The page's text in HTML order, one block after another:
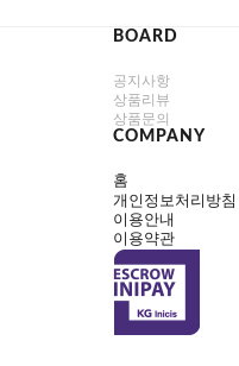
BOARD
공지사항
상품리뷰
상품문의
COMPANY
홈
개인정보처리방침
이용안내
이용약관